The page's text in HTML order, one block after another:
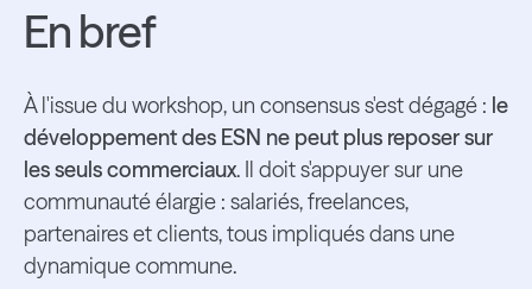
En bref
À l'issue du workshop, un consensus s'est dégagé : le
développement des ESN ne peut plus reposer sur
les seuls commerciaux. Il doit s'appuyer sur une
communauté élargie : salariés, freelances,
partenaires et clients, tous impliqués dans une
dynamique commune.